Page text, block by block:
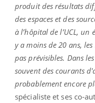
produit des résultats
des espaces et des
à l’hôpital de l’UCL,
y a moins de 20 ans,
pas prévisibles. Dans
souvent des courants
probablement encore
spécialiste et ses co-